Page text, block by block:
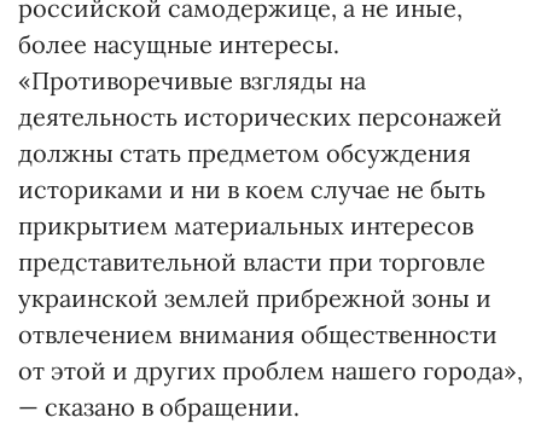
российской самодержице, а не иные,
более насущные интересы.
«Противоречивые взгляды на
деятельность исторических персонажей
должны стать предметом обсуждения
историками и ни в коем случае не быть
прикрытием материальных интересов
представительной власти при торговле
украинской землей прибрежной зоны и
отвлечением внимания общественности
от этой и других проблем нашего города»,
— сказано в обращении.